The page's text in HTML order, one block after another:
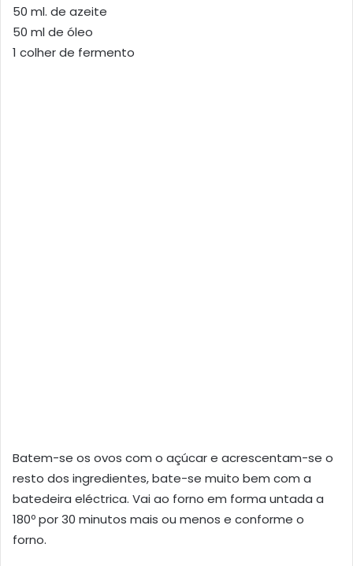
50 ml. de azeite
50 ml de óleo
1 colher de fermento
Batem-se os ovos com o açúcar e acrescentam-se o
resto dos ingredientes, bate-se muito bem com a
batedeira eléctrica. Vai ao forno em forma untada a
180º por 30 minutos mais ou menos e conforme o
forno.